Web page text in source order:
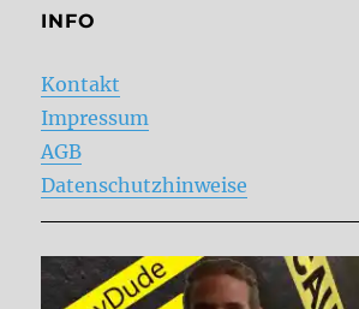
INFO
Kontakt
Impressum
AGB
Datenschutzhinweise